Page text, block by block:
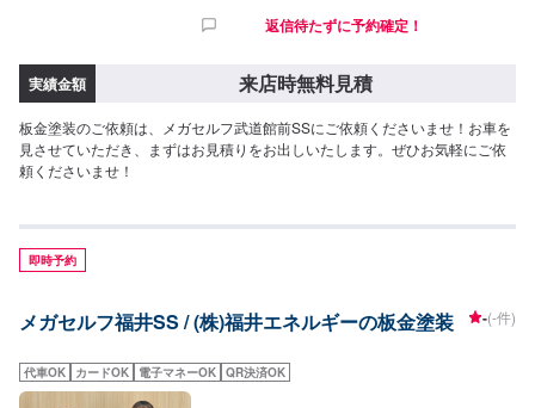
返信待たずに予約確定！
実績金額 来店時無料見積
板金塗装のご依頼は、メガセルフ武道館前SSにご依頼くださいませ！お車を
見させていただき、まずはお見積りをお出しいたします。ぜひお気軽にご依
頼くださいませ！
即時予約
メガセルフ福井SS / (株)福井エネルギーの板金塗装 -(-件)
代車OK カードOK 電子マネーOK QR決済OK